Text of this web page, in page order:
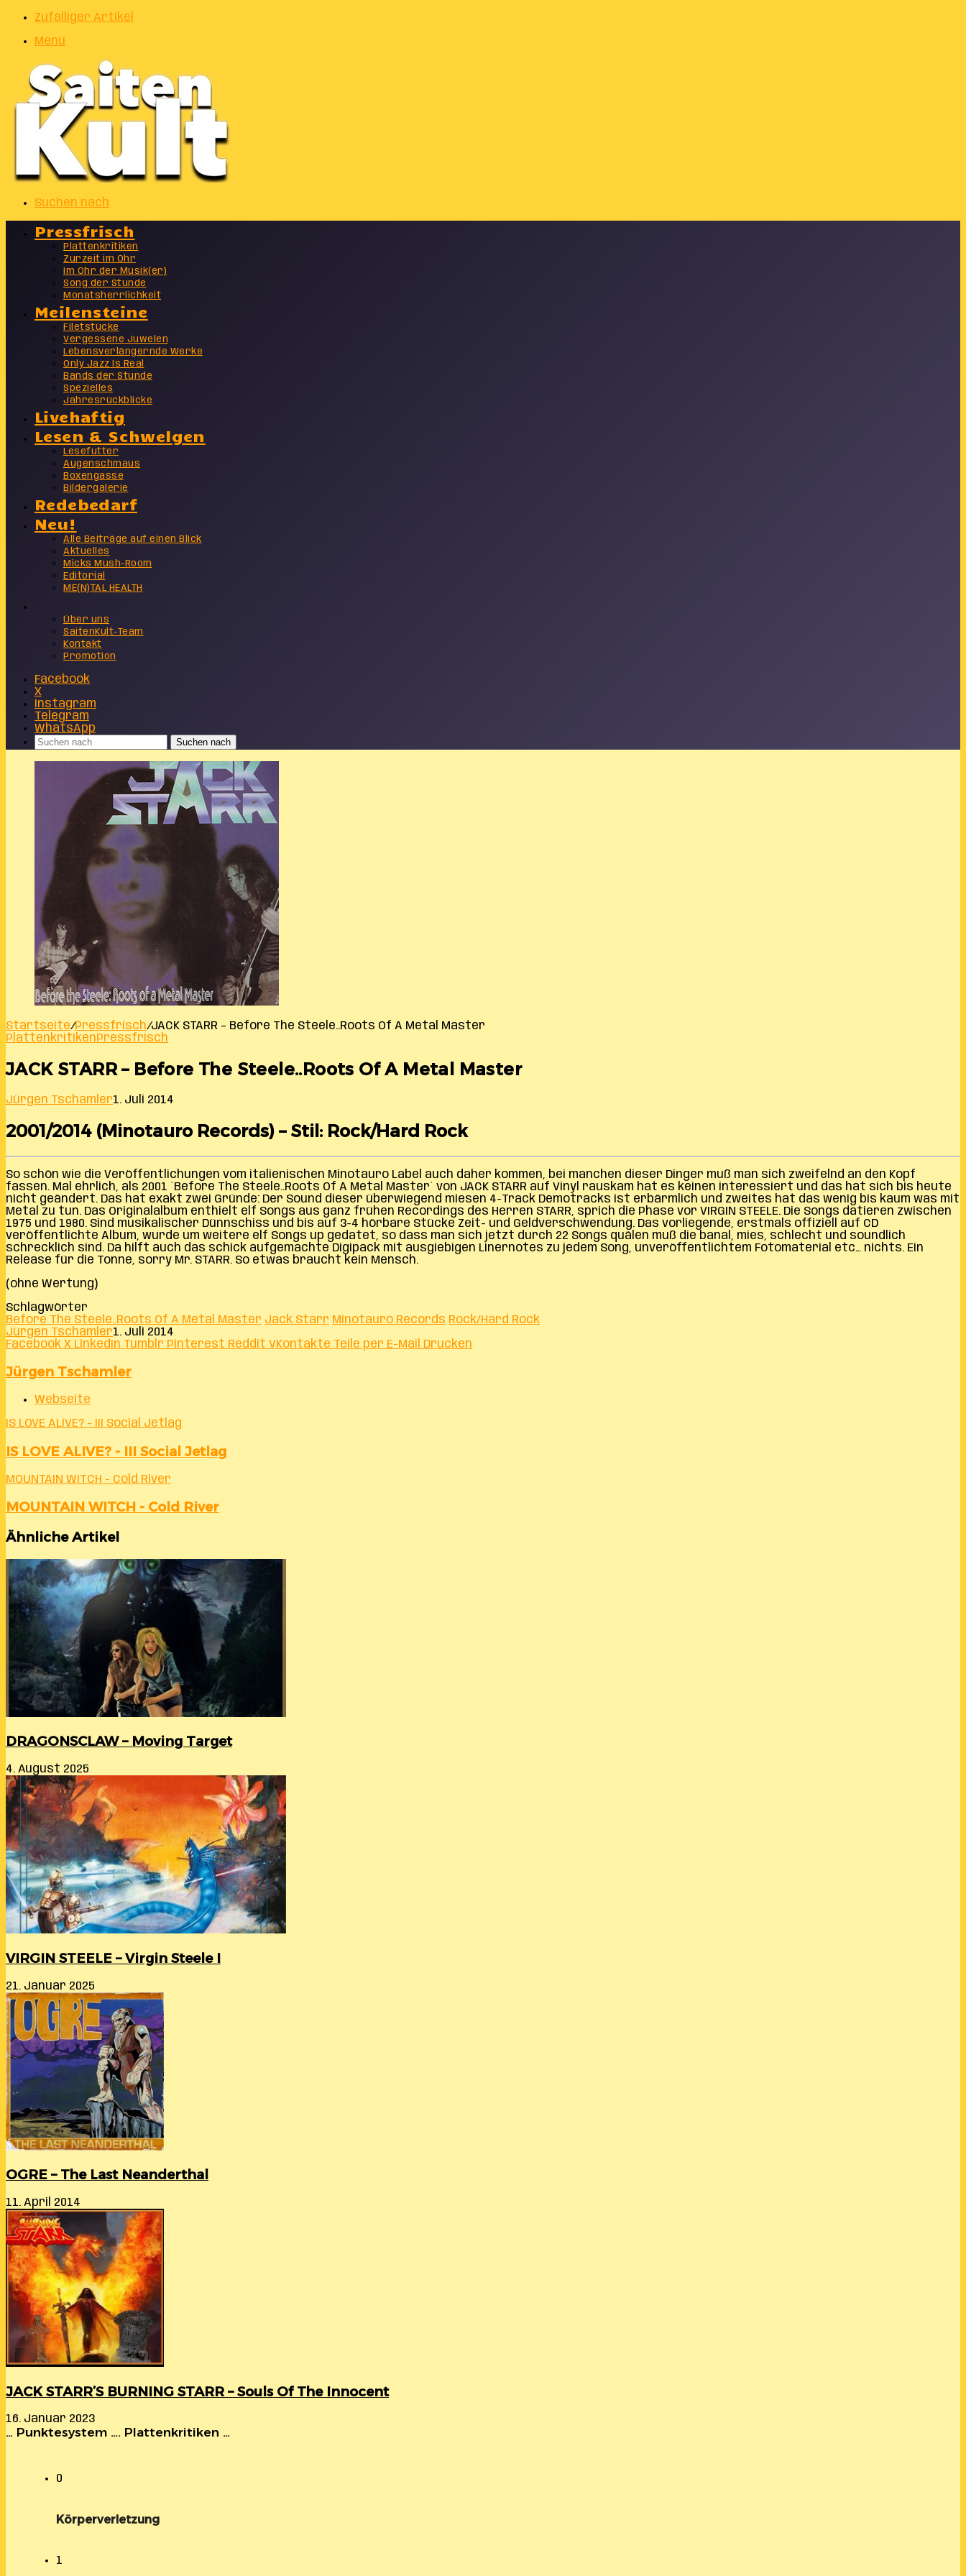
Zufälliger Artikel
Menu
Suchen nach
Pressfrisch
Plattenkritiken
Zurzeit im Ohr
Im Ohr der Musik(er)
Song der Stunde
Monatsherrlichkeit
Meilensteine
Filetstücke
Vergessene Juwelen
Lebensverlängernde Werke
Only Jazz Is Real
Bands der Stunde
Spezielles
Jahresrückblicke
Livehaftig
Lesen & Schwelgen
Lesefutter
Augenschmaus
Boxengasse
Bildergalerie
Redebedarf
Neu!
Alle Beiträge auf einen Blick
Aktuelles
Micks Mush-Room
Editorial
ME(N)TAL HEALTH
Über uns
SaitenKult-Team
Kontakt
Promotion
Facebook
X
Instagram
Telegram
WhatsApp
Suchen nach
Startseite/Pressfrisch/JACK STARR – Before The Steele..Roots Of A Metal Master
PlattenkritikenPressfrisch
JACK STARR – Before The Steele..Roots Of A Metal Master
Jürgen Tschamler1. Juli 2014
2001/2014 (Minotauro Records) – Stil: Rock/Hard Rock
So schön wie die Veröffentlichungen vom italienischen Minotauro Label auch daher kommen, bei manchen dieser Dinger muß man sich zweifelnd an den Kopf
fassen. Mal ehrlich, als 2001 `Before The Steele..Roots Of A Metal Master` von JACK STARR auf Vinyl rauskam hat es keinen interessiert und das hat sich bis heute
nicht geändert. Das hat exakt zwei Gründe: Der Sound dieser überwiegend miesen 4-Track Demotracks ist erbärmlich und zweites hat das wenig bis kaum was mit
Metal zu tun. Das Originalalbum enthielt elf Songs aus ganz frühen Recordings des Herren STARR, sprich die Phase vor VIRGIN STEELE. Die Songs datieren zwischen
1975 und 1980. Sind musikalischer Dünnschiss und bis auf 3-4 hörbare Stücke Zeit- und Geldverschwendung. Das vorliegende, erstmals offiziell auf CD
veröffentlichte Album, wurde um weitere elf Songs up gedatet, so dass man sich jetzt durch 22 Songs quälen muß die banal, mies, schlecht und soundlich
schrecklich sind. Da hilft auch das schick aufgemachte Digipack mit ausgiebigen Linernotes zu jedem Song, unveröffentlichtem Fotomaterial etc… nichts. Ein
Release für die Tonne, sorry Mr. STARR. So etwas braucht kein Mensch.
(ohne Wertung)
Schlagwörter
Before The Steele..Roots Of A Metal Master Jack Starr Minotauro Records Rock/Hard Rock
Jürgen Tschamler1. Juli 2014
Facebook X LinkedIn Tumblr Pinterest Reddit VKontakte Teile per E-Mail Drucken
Jürgen Tschamler
Webseite
IS LOVE ALIVE? - III Social Jetlag
IS LOVE ALIVE? - III Social Jetlag
MOUNTAIN WITCH - Cold River
MOUNTAIN WITCH - Cold River
Ähnliche Artikel
DRAGONSCLAW – Moving Target
4. August 2025
VIRGIN STEELE – Virgin Steele I
21. Januar 2025
OGRE – The Last Neanderthal
11. April 2014
JACK STARR’S BURNING STARR – Souls Of The Innocent
16. Januar 2023
… Punktesystem …. Plattenkritiken …
0
Körperverletzung
1